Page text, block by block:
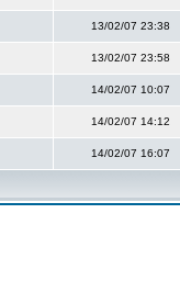
13/02/07 23:38
13/02/07 23:58
14/02/07 10:07
14/02/07 14:12
14/02/07 16:07